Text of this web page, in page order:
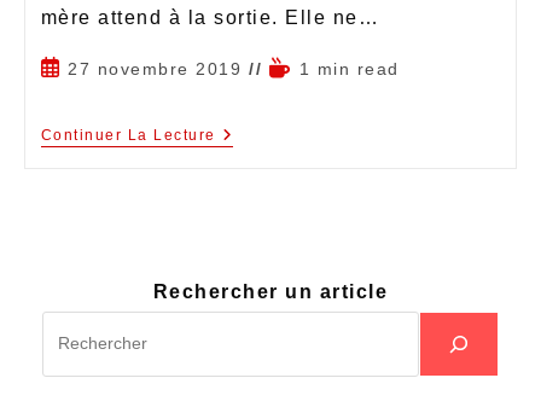
mère attend à la sortie. Elle ne…
27 novembre 2019 1 min read
Continuer La Lecture
Rechercher un article